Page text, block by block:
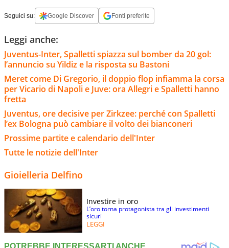
Seguici su: Google Discover Fonti preferite
Leggi anche:
Juventus-Inter, Spalletti spiazza sul bomber da 20 gol:
l’annuncio su Yildiz e la risposta su Bastoni
Meret come Di Gregorio, il doppio flop infiamma la corsa
per Vicario di Napoli e Juve: ora Allegri e Spalletti hanno
fretta
Juventus, ore decisive per Zirkzee: perché con Spalletti
l’ex Bologna può cambiare il volto dei bianconeri
Prossime partite e calendario dell'Inter
Tutte le notizie dell'Inter
Gioielleria Delfino
Investire in oro
L’oro torna protagonista tra gli investimenti
sicuri
LEGGI